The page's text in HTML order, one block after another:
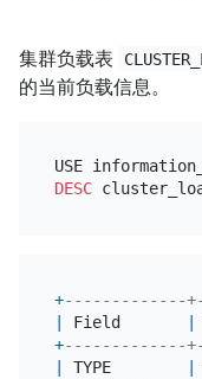
集群负载表
的当前负载信息。
DESC
+-------------
Field
+-------------
TYPE